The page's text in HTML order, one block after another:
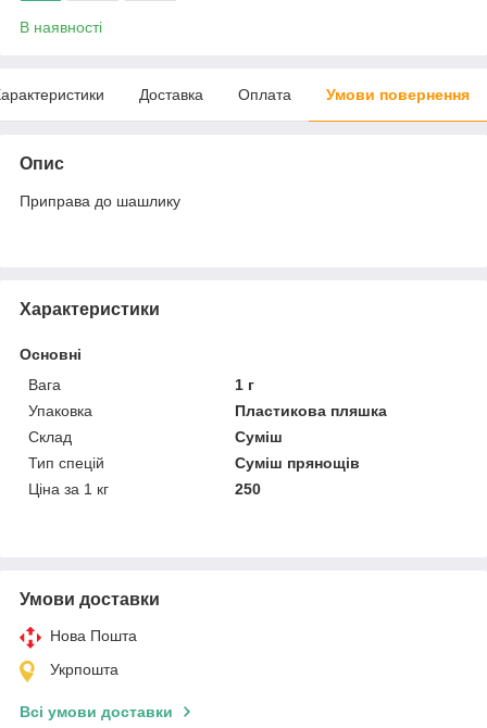
В наявності
Доставка Оплата Умови повернення
Опис
Приправа до шашлику
Характеристики
Основні
Вага
1 г
Упаковка
Пластикова пляшка
Склад
Суміш
Тип спецій
Суміш прянощів
Ціна за 1 кг
250
Умови доставки
Нова Пошта
Укрпошта
Всі умови доставки